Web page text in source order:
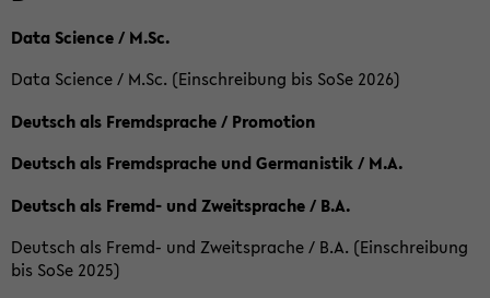
Data Science / M.Sc.
Data Science / M.Sc. (Einschreibung bis SoSe 2026)
Deutsch als Fremdsprache / Promotion
Deutsch als Fremdsprache und Germanistik / M.A.
Deutsch als Fremd- und Zweitsprache / B.A.
Deutsch als Fremd- und Zweitsprache / B.A. (Einschreibung
bis SoSe 2025)